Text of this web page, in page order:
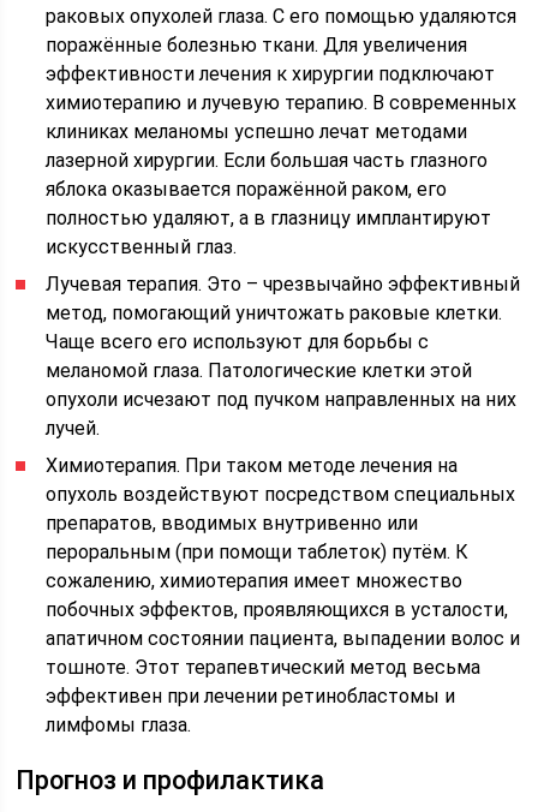
раковых опухолей глаза. С его помощью удаляются
поражённые болезнью ткани. Для увеличения
эффективности лечения к хирургии подключают
химиотерапию и лучевую терапию. В современных
клиниках меланомы успешно лечат методами
лазерной хирургии. Если большая часть глазного
яблока оказывается поражённой раком, его
полностью удаляют, а в глазницу имплантируют
искусственный глаз.
Лучевая терапия. Это – чрезвычайно эффективный
метод, помогающий уничтожать раковые клетки.
Чаще всего его используют для борьбы с
меланомой глаза. Патологические клетки этой
опухоли исчезают под пучком направленных на них
лучей.
Химиотерапия. При таком методе лечения на
опухоль воздействуют посредством специальных
препаратов, вводимых внутривенно или
пероральным (при помощи таблеток) путём. К
сожалению, химиотерапия имеет множество
побочных эффектов, проявляющихся в усталости,
апатичном состоянии пациента, выпадении волос и
тошноте. Этот терапевтический метод весьма
эффективен при лечении ретинобластомы и
лимфомы глаза.
Прогноз и профилактика